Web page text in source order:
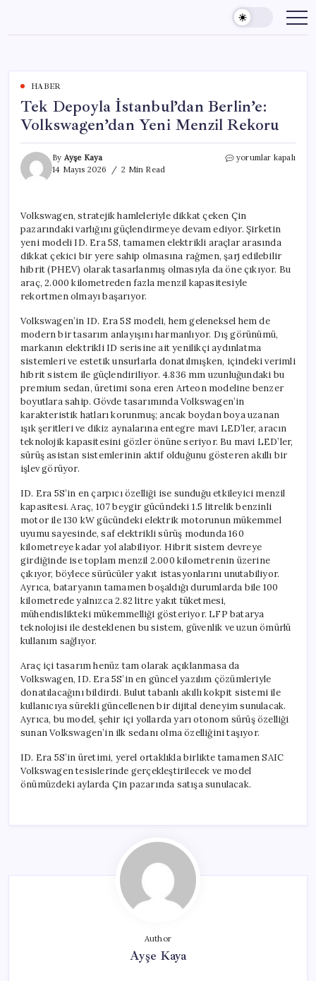
content
HABER
Tek Depoyla İstanbul’dan Berlin’e:
Volkswagen’dan Yeni Menzil Rekoru
By Ayşe Kaya
14 Mayıs 2026
2 Min Read
Tek
Yeni
Menzil
Rekoru
için
yorumlar kapalı
Volkswagen, stratejik hamleleriyle dikkat çeken Çin
pazarındaki varlığını güçlendirmeye devam ediyor. Şirketin
yeni modeli ID. Era 5S, tamamen elektrikli araçlar arasında
dikkat çekici bir yere sahip olmasına rağmen, şarj edilebilir
hibrit (PHEV) olarak tasarlanmış olmasıyla da öne çıkıyor. Bu
araç, 2.000 kilometreden fazla menzil kapasitesiyle
rekortmen olmayı başarıyor.
Volkswagen’in ID. Era 5S modeli, hem geleneksel hem de
modern bir tasarım anlayışını harmanlıyor. Dış görünümü,
markanın elektrikli ID serisine ait yenilikçi aydınlatma
sistemleri ve estetik unsurlarla donatılmışken, içindeki verimli
hibrit sistem ile güçlendiriliyor. 4.836 mm uzunluğundaki bu
premium sedan, üretimi sona eren Arteon modeline benzer
boyutlara sahip. Gövde tasarımında Volkswagen’in
karakteristik hatları korunmuş; ancak boydan boya uzanan
ışık şeritleri ve dikiz aynalarına entegre mavi LED’ler, aracın
teknolojik kapasitesini gözler önüne seriyor. Bu mavi LED’ler,
sürüş asistan sistemlerinin aktif olduğunu gösteren akıllı bir
işlev görüyor.
ID. Era 5S’in en çarpıcı özelliği ise sunduğu etkileyici menzil
kapasitesi. Araç, 107 beygir gücündeki 1.5 litrelik benzinli
motor ile 130 kW gücündeki elektrik motorunun mükemmel
uyumu sayesinde, saf elektrikli sürüş modunda 160
kilometreye kadar yol alabiliyor. Hibrit sistem devreye
girdiğinde ise toplam menzil 2.000 kilometrenin üzerine
çıkıyor, böylece sürücüler yakıt istasyonlarını unutabiliyor.
Ayrıca, bataryanın tamamen boşaldığı durumlarda bile 100
kilometrede yalnızca 2.82 litre yakıt tüketmesi,
mühendislikteki mükemmelliği gösteriyor. LFP batarya
teknolojisi ile desteklenen bu sistem, güvenlik ve uzun ömürlü
kullanım sağlıyor.
Araç içi tasarım henüz tam olarak açıklanmasa da
Volkswagen, ID. Era 5S’in en güncel yazılım çözümleriyle
donatılacağını bildirdi. Bulut tabanlı akıllı kokpit sistemi ile
kullanıcıya sürekli güncellenen bir dijital deneyim sunulacak.
Ayrıca, bu model, şehir içi yollarda yarı otonom sürüş özelliği
sunan Volkswagen’in ilk sedanı olma özelliğini taşıyor.
ID. Era 5S’in üretimi, yerel ortaklıkla birlikte tamamen SAIC
Volkswagen tesislerinde gerçekleştirilecek ve model
önümüzdeki aylarda Çin pazarında satışa sunulacak.
Author
Ayşe Kaya